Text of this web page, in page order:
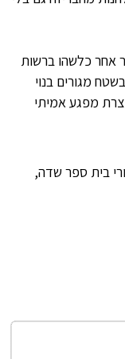
אחר כלשהו ברשות
מגורים בנוי
מפגע אמיתי
בית ספר שדה,